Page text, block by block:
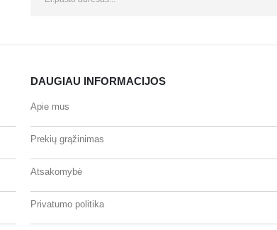
DAUGIAU INFORMACIJOS
Apie mus
Prekių grąžinimas
Atsakomybė
Privatumo politika